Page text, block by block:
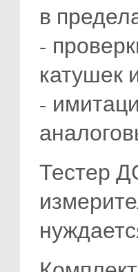
в
-
катушек
-
Тестер